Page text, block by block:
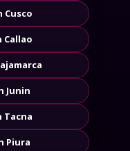
Cusco
Callao
Junin
Tacna
Piura